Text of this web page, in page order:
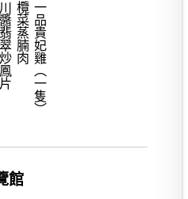
一品貴妃雞（一隻）
欖菜蒸腩肉
川醬翡翠炒鳳片
館